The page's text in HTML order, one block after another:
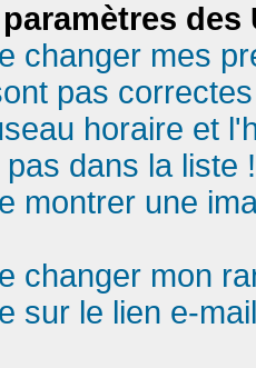
changer mes
pas
horaire et
dans la liste !
montrer une
changer mon
sur le lien e-